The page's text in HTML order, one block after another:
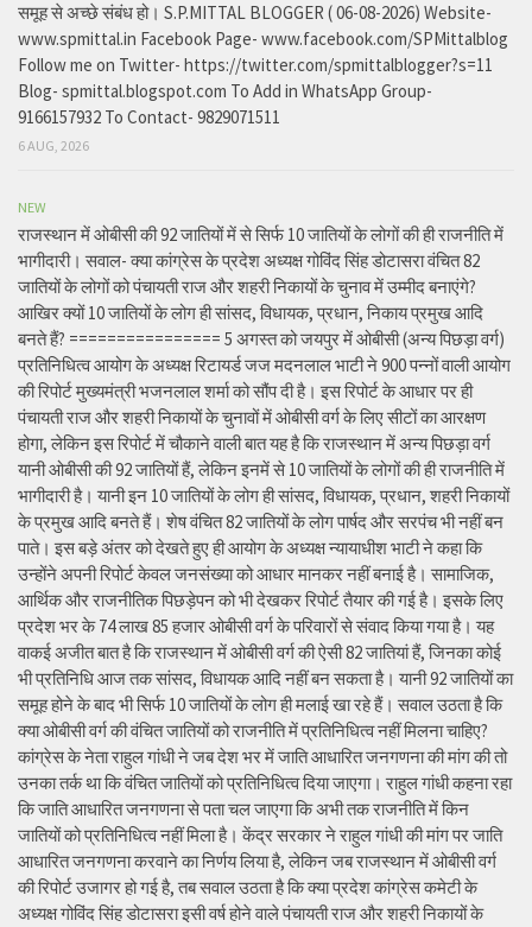
समूह से अच्छे संबंध हो। S.P.MITTAL BLOGGER ( 06-08-2026) Website-
www.spmittal.in Facebook Page- www.facebook.com/SPMittalblog
Follow me on Twitter- https://twitter.com/spmittalblogger?s=11
Blog- spmittal.blogspot.com To Add in WhatsApp Group-
9166157932 To Contact- 9829071511
6 AUG, 2026
NEW
राजस्थान में ओबीसी की 92 जातियों में से सिर्फ 10 जातियों के लोगों की ही राजनीति में
भागीदारी। सवाल- क्या कांग्रेस के प्रदेश अध्यक्ष गोविंद सिंह डोटासरा वंचित 82
जातियों के लोगों को पंचायती राज और शहरी निकायों के चुनाव में उम्मीद बनाएंगे?
आखिर क्यों 10 जातियों के लोग ही सांसद, विधायक, प्रधान, निकाय प्रमुख आदि
बनते हैं? ================ 5 अगस्त को जयपुर में ओबीसी (अन्य पिछड़ा वर्ग)
प्रतिनिधित्व आयोग के अध्यक्ष रिटायर्ड जज मदनलाल भाटी ने 900 पन्नों वाली आयोग
की रिपोर्ट मुख्यमंत्री भजनलाल शर्मा को सौंप दी है। इस रिपोर्ट के आधार पर ही
पंचायती राज और शहरी निकायों के चुनावों में ओबीसी वर्ग के लिए सीटों का आरक्षण
होगा, लेकिन इस रिपोर्ट में चौकाने वाली बात यह है कि राजस्थान में अन्य पिछड़ा वर्ग
यानी ओबीसी की 92 जातियों हैं, लेकिन इनमें से 10 जातियों के लोगों की ही राजनीति में
भागीदारी है। यानी इन 10 जातियों के लोग ही सांसद, विधायक, प्रधान, शहरी निकायों
के प्रमुख आदि बनते हैं। शेष वंचित 82 जातियों के लोग पार्षद और सरपंच भी नहीं बन
पाते। इस बड़े अंतर को देखते हुए ही आयोग के अध्यक्ष न्यायाधीश भाटी ने कहा कि
उन्होंने अपनी रिपोर्ट केवल जनसंख्या को आधार मानकर नहीं बनाई है। सामाजिक,
आर्थिक और राजनीतिक पिछड़ेपन को भी देखकर रिपोर्ट तैयार की गई है। इसके लिए
प्रदेश भर के 74 लाख 85 हजार ओबीसी वर्ग के परिवारों से संवाद किया गया है। यह
वाकई अजीत बात है कि राजस्थान में ओबीसी वर्ग की ऐसी 82 जातियां हैं, जिनका कोई
भी प्रतिनिधि आज तक सांसद, विधायक आदि नहीं बन सकता है। यानी 92 जातियों का
समूह होने के बाद भी सिर्फ 10 जातियों के लोग ही मलाई खा रहे हैं। सवाल उठता है कि
क्या ओबीसी वर्ग की वंचित जातियों को राजनीति में प्रतिनिधित्व नहीं मिलना चाहिए?
कांग्रेस के नेता राहुल गांधी ने जब देश भर में जाति आधारित जनगणना की मांग की तो
उनका तर्क था कि वंचित जातियों को प्रतिनिधित्व दिया जाएगा। राहुल गांधी कहना रहा
कि जाति आधारित जनगणना से पता चल जाएगा कि अभी तक राजनीति में किन
जातियों को प्रतिनिधित्व नहीं मिला है। केंद्र सरकार ने राहुल गांधी की मांग पर जाति
आधारित जनगणना करवाने का निर्णय लिया है, लेकिन जब राजस्थान में ओबीसी वर्ग
की रिपोर्ट उजागर हो गई है, तब सवाल उठता है कि क्या प्रदेश कांग्रेस कमेटी के
अध्यक्ष गोविंद सिंह डोटासरा इसी वर्ष होने वाले पंचायती राज और शहरी निकायों के